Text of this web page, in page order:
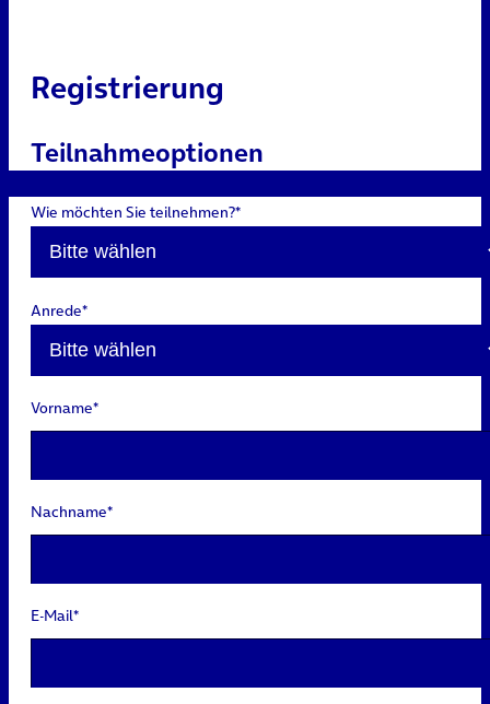
Registrierung
Teilnahmeoptionen
Wie möchten Sie teilnehmen?*
Anrede*
Vorname*
Nachname*
E-Mail*